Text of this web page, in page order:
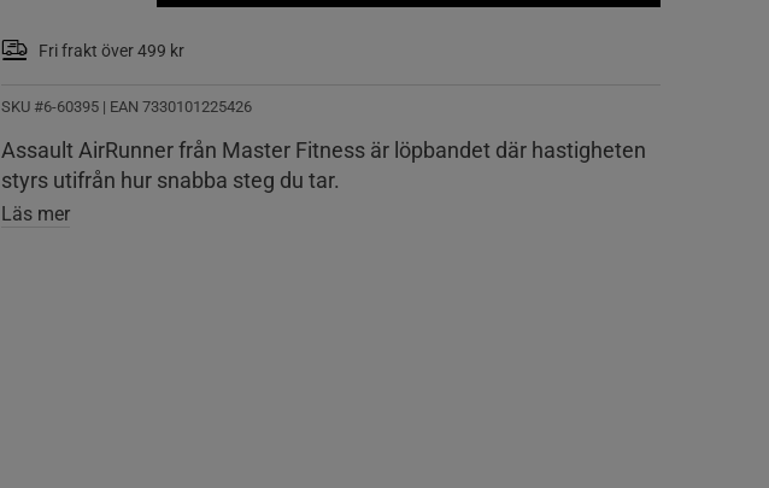
Fri frakt över 499 kr
SKU #6-60395 | EAN 7330101225426
Assault AirRunner från Master Fitness är löpbandet där hastigheten
styrs utifrån hur snabba steg du tar.
Läs mer